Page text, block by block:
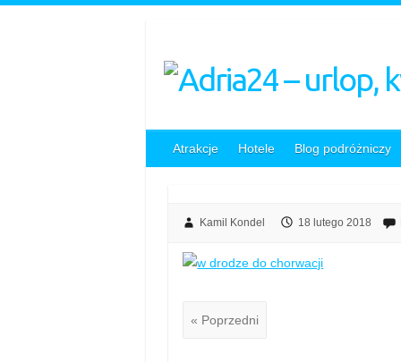
Atrakcje Hotele Blog podróżniczy
Kamil Kondel 18 lutego 2018
« Poprzedni